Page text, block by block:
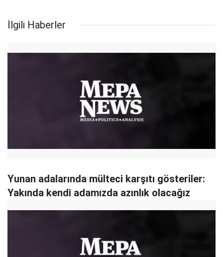
İlgili Haberler
Yunan adalarında mülteci karşıtı gösteriler:
Yakında kendi adamızda azınlık olacağız